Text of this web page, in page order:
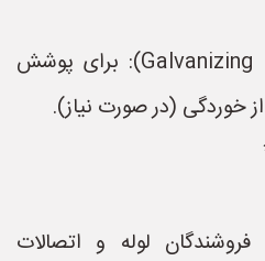
* دستگاه گالوانیزه (Galvanizing Line): برای پوشش
خوردگی (در صورت نیاز).
لوله و اتصالات